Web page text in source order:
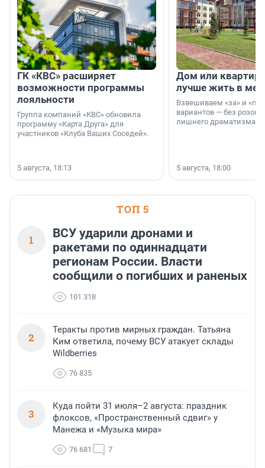
ГК «КВС» расширяет
возможности программы
лояльности
Группа компаний «КВС» обновила
программу «Карта Друга» для
участников «Клуба Ваших Соседей».
5 августа, 18:13
Дом или
лучше жить в
Взвешиваем «за» и
вариантов — без
лишнего драматизма.
5 августа, 18:00
ТОП 5
1
ВСУ ударили дронами и
ракетами по одиннадцати
регионам России. Власти
сообщили о погибших и раненых
101 318
2
Теракты против мирных граждан. Татьяна
Ким ответила, почему ВСУ атакует склады
Wildberries
76 835
3
Куда пойти 31 июля–2 августа: праздник
флоксов, «Пространственный сдвиг» у
Манежа и «Музыка мира»
76 681 7